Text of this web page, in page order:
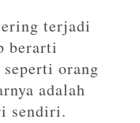
terjadi
berarti
orang
adalah
sendiri.